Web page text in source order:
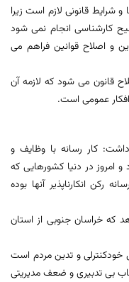
شرایط قانونی لازم است زیرا
کارشناسی انجام نمی شود
و اصلاح قوانین فراهم می
قانون می شود که لازمه آن
عمومی است.
کار رسانه با وظایف و
امروز در دنیا کشورهایی که
رکن انکارناپذیر آنها بوده
که خراسان جنوبی از استان
و تدین مردم است
باب بی تدبیری و ضعف مدیریتی